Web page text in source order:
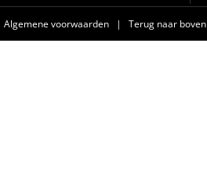
Algemene voorwaarden | Terug naar boven